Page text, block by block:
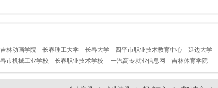
吉林动画学院 长春理工大学 长春大学 四平市职业技术教育中心 延边大学
市机械工业学校 长春职业技术学校 一汽高专就业信息网 吉林体育学院